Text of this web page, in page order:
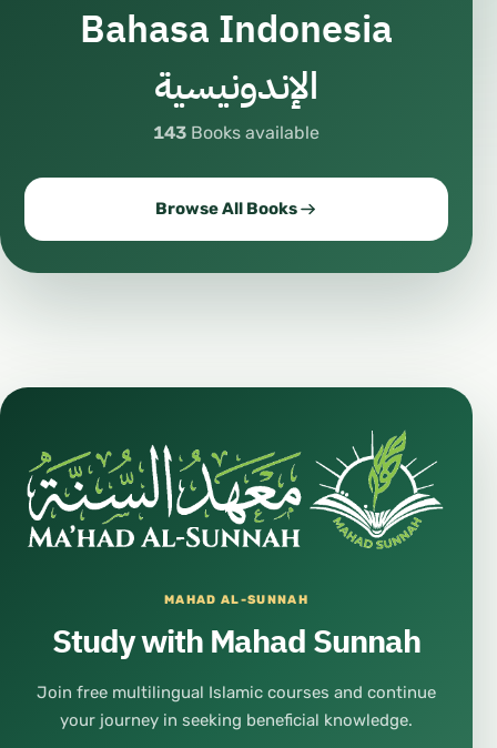
Bahasa Indonesia
الإندونيسية
143 Books available
Browse All Books
MAHAD AL-SUNNAH
Study with Mahad Sunnah
Join free multilingual Islamic courses and continue
your journey in seeking beneficial knowledge.